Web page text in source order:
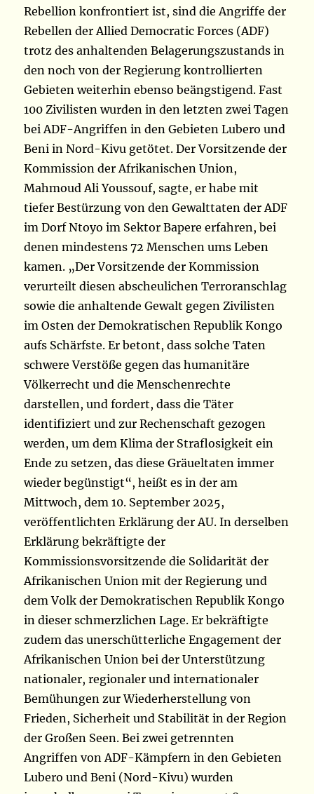
Rebellion konfrontiert ist, sind die Angriffe der
Rebellen der Allied Democratic Forces (ADF)
trotz des anhaltenden Belagerungszustands in
den noch von der Regierung kontrollierten
Gebieten weiterhin ebenso beängstigend. Fast
100 Zivilisten wurden in den letzten zwei Tagen
bei ADF-Angriffen in den Gebieten Lubero und
Beni in Nord-Kivu getötet. Der Vorsitzende der
Kommission der Afrikanischen Union,
Mahmoud Ali Youssouf, sagte, er habe mit
tiefer Bestürzung von den Gewalttaten der ADF
im Dorf Ntoyo im Sektor Bapere erfahren, bei
denen mindestens 72 Menschen ums Leben
kamen. „Der Vorsitzende der Kommission
verurteilt diesen abscheulichen Terroranschlag
sowie die anhaltende Gewalt gegen Zivilisten
im Osten der Demokratischen Republik Kongo
aufs Schärfste. Er betont, dass solche Taten
schwere Verstöße gegen das humanitäre
Völkerrecht und die Menschenrechte
darstellen, und fordert, dass die Täter
identifiziert und zur Rechenschaft gezogen
werden, um dem Klima der Straflosigkeit ein
Ende zu setzen, das diese Gräueltaten immer
wieder begünstigt“, heißt es in der am
Mittwoch, dem 10. September 2025,
veröffentlichten Erklärung der AU. In derselben
Erklärung bekräftigte der
Kommissionsvorsitzende die Solidarität der
Afrikanischen Union mit der Regierung und
dem Volk der Demokratischen Republik Kongo
in dieser schmerzlichen Lage. Er bekräftigte
zudem das unerschütterliche Engagement der
Afrikanischen Union bei der Unterstützung
nationaler, regionaler und internationaler
Bemühungen zur Wiederherstellung von
Frieden, Sicherheit und Stabilität in der Region
der Großen Seen. Bei zwei getrennten
Angriffen von ADF-Kämpfern in den Gebieten
Lubero und Beni (Nord-Kivu) wurden